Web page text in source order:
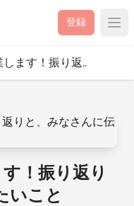
登録
ます！振り返..
！振り返り
いこと